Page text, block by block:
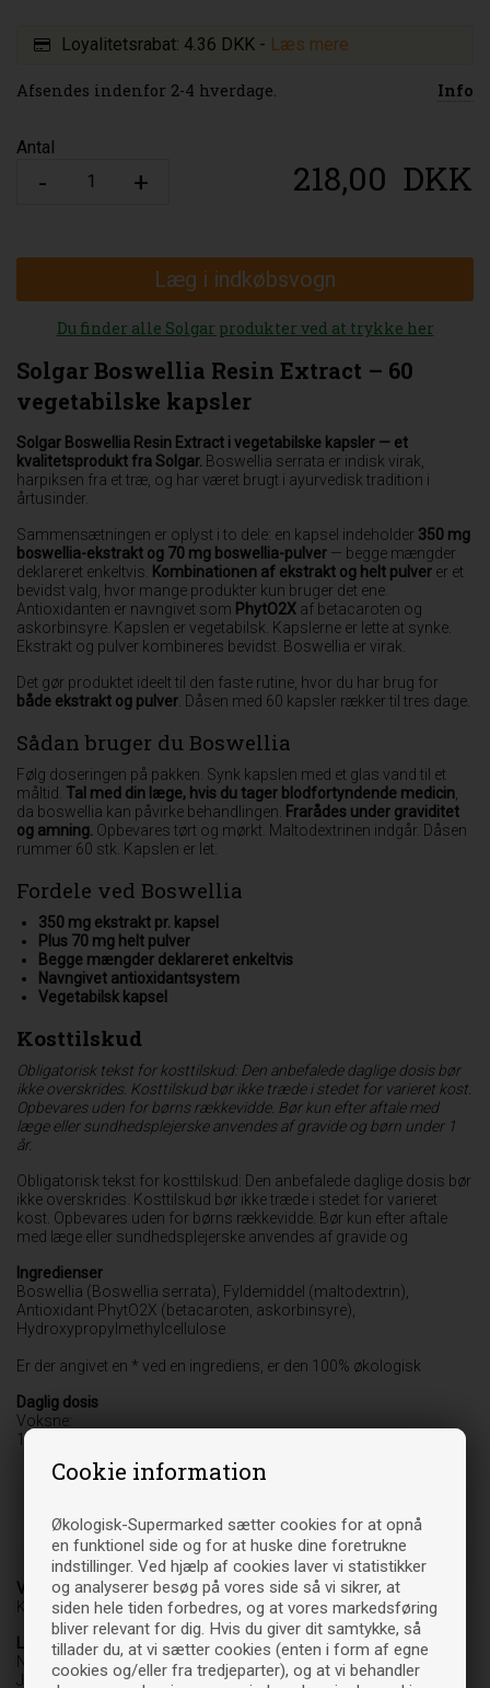
Cookie information
Økologisk-Supermarked sætter cookies for at opnå
en funktionel side og for at huske dine foretrukne
indstillinger. Ved hjælp af cookies laver vi statistikker
og analyserer besøg på vores side så vi sikrer, at
siden hele tiden forbedres, og at vores markedsføring
bliver relevant for dig. Hvis du giver dit samtykke, så
tillader du, at vi sætter cookies (enten i form af egne
cookies og/eller fra tredjeparter), og at vi behandler
Loyalitetsrabat: 4.36 DKK - Læs mere
Afsendes indenfor 2-4 hverdage. Info
Antal
218,00 DKK
Læg i indkøbsvogn
Du finder alle Solgar produkter ved at trykke her
Solgar Boswellia Resin Extract – 60
vegetabilske kapsler
Solgar Boswellia Resin Extract i vegetabilske kapsler — et
kvalitetsprodukt fra Solgar. Boswellia serrata er indisk virak,
harpiksen fra et træ, og har været brugt i ayurvedisk tradition i
årtusinder.
Sammensætningen er oplyst i to dele: en kapsel indeholder 350 mg
boswellia-ekstrakt og 70 mg boswellia-pulver — begge mængder
deklareret enkeltvis.
Kombinationen af ekstrakt og helt pulver er et
bevidst valg, hvor mange produkter kun bruger det ene.
Antioxidanten er navngivet som PhytO2X af betacaroten og
askorbinsyre. Kapslen er vegetabilsk. Kapslerne er lette at synke.
Ekstrakt og pulver kombineres bevidst. Boswellia er virak.
Det gør produktet ideelt til den faste rutine, hvor du har brug for
både ekstrakt og pulver . Dåsen med 60 kapsler rækker til tres dage.
Sådan bruger du Boswellia
Følg doseringen på pakken. Synk kapslen med et glas vand til et
måltid. Tal med din læge, hvis du tager blodfortyndende medicin
da boswellia kan påvirke behandlingen.
Frarådes under graviditet
og amning. Opbevares tørt og mørkt. Maltodextrinen indgår. Dåsen
rummer 60 stk. Kapslen er let.
Fordele ved Boswellia
350 mg ekstrakt pr. kapsel
Plus 70 mg helt pulver
Begge mængder deklareret enkeltvis
Navngivet antioxidantsystem
Vegetabilsk kapsel
Kosttilskud
Obligatorisk tekst for kosttilskud: Den anbefalede daglige dosis bør
ikke overskrides. Kosttilskud bør ikke træde i stedet for varieret kost.
Opbevares uden for børns rækkevidde. Bør kun efter aftale med
læge eller sundhedsplejerske anvendes af gravide og børn under 1
år.
Obligatorisk tekst for kosttilskud: Den anbefalede daglige dosis bør
ikke overskrides. Kosttilskud bør ikke træde i stedet for varieret
kost. Opbevares uden for børns rækkevidde. Bør kun efter aftale
med læge eller sundhedsplejerske anvendes af gravide og
Ingredienser
Boswellia (Boswellia serrata), Fyldemiddel (maltodextrin),
Antioxidant PhytO2X (betacaroten, askorbinsyre),
Hydroxypropylmethylcellulose
Er der angivet en * ved en ingrediens, er den 100% økologisk
Daglig dosis
Voksne:
1 kapsel
Boswellia ekstrakt (mg)
350
Bowwellia pulver (mg)
70
Varebetegnelse
Kosttilskud
Leverandør
Nordic Premium Group ApS
Jagtvej 14